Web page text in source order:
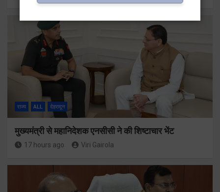
राज्य ALL देहरादून
मुख्यमंत्री से महानिदेशक एनसीसी ने की शिष्टाचार भेंट
17 hours ago Viri Gairola